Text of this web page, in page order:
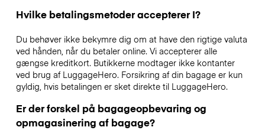
Hvilke betalingsmetoder accepterer I?
Du behøver ikke bekymre dig om at have den rigtige valuta
ved hånden, når du betaler online. Vi accepterer alle
gængse kreditkort. Butikkerne modtager ikke kontanter
ved brug af LuggageHero. Forsikring af din bagage er kun
gyldig, hvis betalingen er sket direkte til LuggageHero.
Er der forskel på bagageopbevaring og
opmagasinering af bagage?